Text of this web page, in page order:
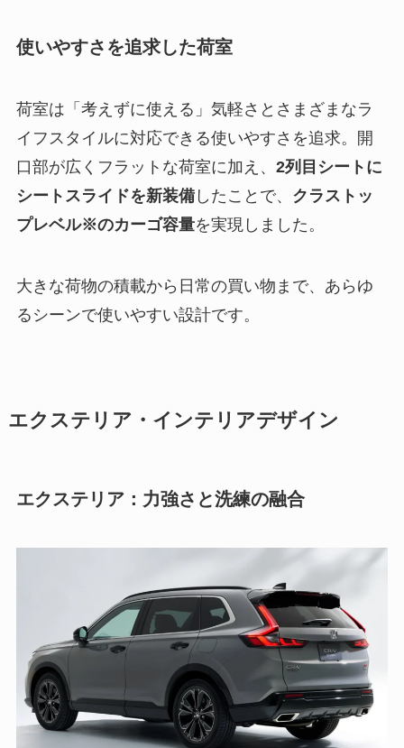
使いやすさを追求した荷室
荷室は「考えずに使える」気軽さとさまざまなラ
イフスタイルに対応できる使いやすさを追求。開
口部が広くフラットな荷室に加え、 2列目シートに
シートスライドを新装備したことで、 クラストッ
プレベル※のカーゴ容量を実現しました。
大きな荷物の積載から日常の買い物まで、あらゆ
るシーンで使いやすい設計です。
エクステリア・インテリアデザイン
エクステリア：力強さと洗練の融合